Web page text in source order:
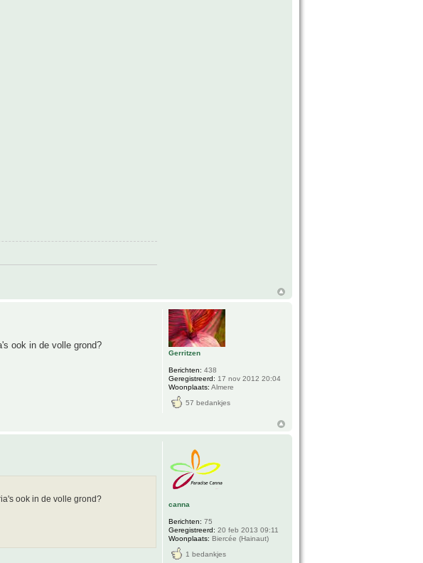
ook in de volle grond?
Gerritzen
Berichten: 438
Geregistreerd: 17 nov 2012 20:04
Woonplaats: Almere
57 bedankjes
ook in de volle grond? canna
Berichten: 75
Geregistreerd: 20 feb 2013 09:11
Woonplaats: Biercée (Hainaut)
1 bedankjes